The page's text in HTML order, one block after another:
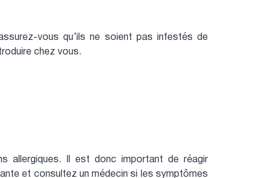
vous qu’ils ne soient pas infestés de
chez vous.
allergiques. Il est donc important de réagir
et consultez un médecin si les symptômes